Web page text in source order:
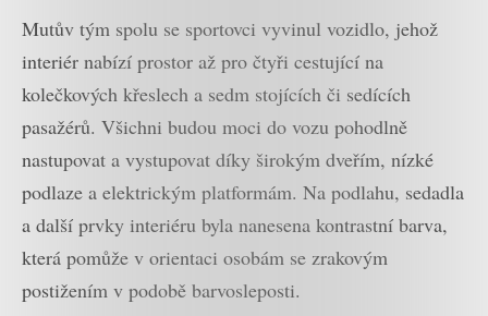
Mutův tým spolu se sportovci vyvinul vozidlo, jehož
interiér nabízí prostor až pro čtyři cestující na
kolečkových křeslech a sedm stojících či sedících
pasažérů. Všichni budou moci do vozu pohodlně
nastupovat a vystupovat díky širokým dveřím, nízké
podlaze a elektrickým platformám. Na podlahu, sedadla
a další prvky interiéru byla nanesena kontrastní barva,
která pomůže v orientaci osobám se zrakovým
postižením v podobě barvosleposti.